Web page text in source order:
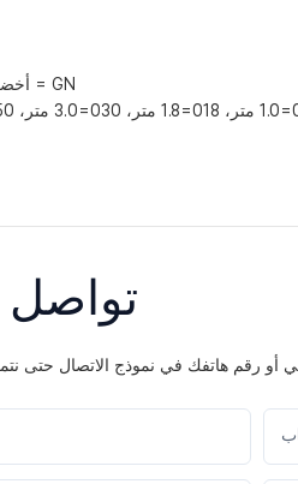
**=اللون: رمادي = GY، أسود = BK، أبيض = WT، أزرق = BU، أحمر = RD، أصفر = YL، برتقالي = OG، أخضر = GN
تواصل